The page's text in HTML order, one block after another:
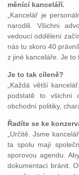
měnící kanceláří.
„Kancelář je
narodili. Všichni
vedoucí oddělení
nás tu skoro 40
z jiné kanceláře. Je to
Je to tak cíleně?
„Každá větší
podstatě to
obchodní politiky,
Řadíte se ke
„Určitě. Jsme
ta spolu mají
sporovou agendu.
dokumentaci bránit.